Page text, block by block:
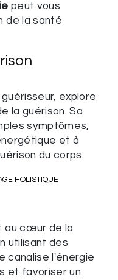
peut vous
de la santé
explore
la guérison. Sa
symptômes,
et à
du corps.
HOLISTIQUE
au cœur de la
utilisant des
canalise l'énergie
et favoriser un